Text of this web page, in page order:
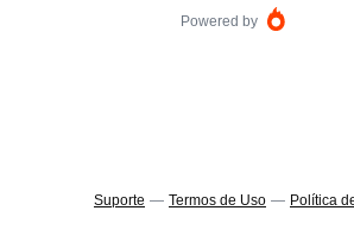
Powered by
Suporte — Termos de Uso — Política